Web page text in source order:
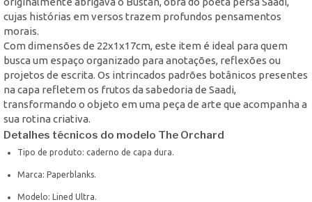
cujas histórias em versos trazem profundos pensamentos
morais.
Com dimensões de 22x1x17cm, este item é ideal para quem
busca um espaço organizado para anotações, reflexões ou
projetos de escrita. Os intrincados padrões botânicos presentes
na capa refletem os frutos da sabedoria de Saadi,
transformando o objeto em uma peça de arte que acompanha a
sua rotina criativa.
Detalhes técnicos do modelo The Orchard
Tipo de produto: caderno de capa dura.
Marca: Paperblanks.
Modelo: Lined Ultra.